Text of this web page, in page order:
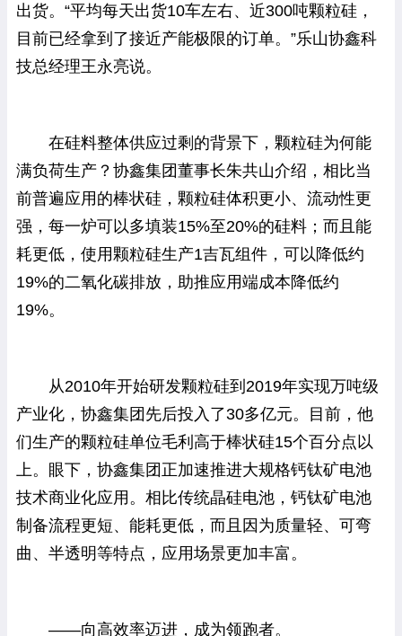
出货。“平均每天出货10车左右、近300吨颗粒硅，
目前已经拿到了接近产能极限的订单。”乐山协鑫科
技总经理王永亮说。
在硅料整体供应过剩的背景下，颗粒硅为何能
满负荷生产？协鑫集团董事长朱共山介绍，相比当
前普遍应用的棒状硅，颗粒硅体积更小、流动性更
强，每一炉可以多填装15%至20%的硅料；而且能
耗更低，使用颗粒硅生产1吉瓦组件，可以降低约
19%的二氧化碳排放，助推应用端成本降低约
19%。
从2010年开始研发颗粒硅到2019年实现万吨级
产业化，协鑫集团先后投入了30多亿元。目前，他
们生产的颗粒硅单位毛利高于棒状硅15个百分点以
上。眼下，协鑫集团正加速推进大规格钙钛矿电池
技术商业化应用。相比传统晶硅电池，钙钛矿电池
制备流程更短、能耗更低，而且因为质量轻、可弯
曲、半透明等特点，应用场景更加丰富。
——向高效率迈进，成为领跑者。